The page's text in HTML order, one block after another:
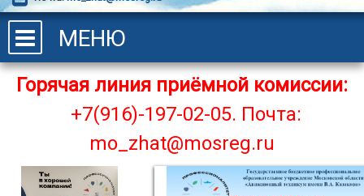
МЕНЮ
Горячая линия приёмной комиссии:
+7(916)-197-02-05. Почта:
mo_zhat@mosreg.ru